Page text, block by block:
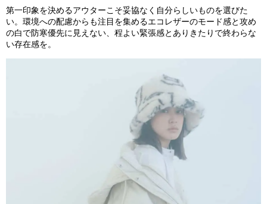
第一印象を決めるアウターこそ妥協なく自分らしいものを選びた
い。環境への配慮からも注目を集めるエコレザーのモード感と攻め
の白で防寒優先に見えない、程よい緊張感とありきたりで終わらな
い存在感を。